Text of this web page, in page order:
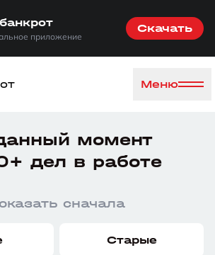
приложение
Скачать
Меню
момент
дел в работе
сначала
Старые